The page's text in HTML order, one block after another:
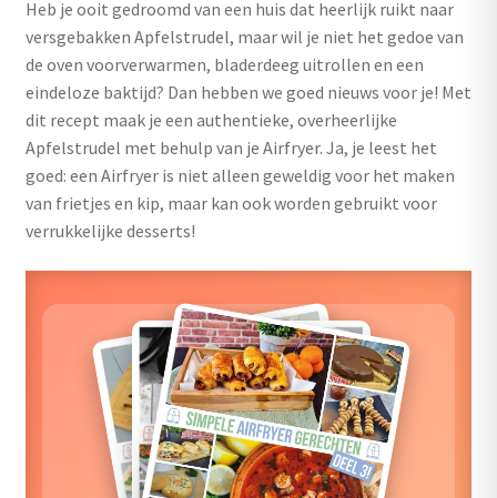
uitvouwen
Outlet
Heb je ooit gedroomd van een huis dat heerlijk ruikt naar
versgebakken Apfelstrudel, maar wil je niet het gedoe van
de oven voorverwarmen, bladerdeeg uitrollen en een
eindeloze baktijd? Dan hebben we goed nieuws voor je! Met
dit recept maak je een authentieke, overheerlijke
Apfelstrudel met behulp van je Airfryer. Ja, je leest het
goed: een Airfryer is niet alleen geweldig voor het maken
van frietjes en kip, maar kan ook worden gebruikt voor
verrukkelijke desserts!